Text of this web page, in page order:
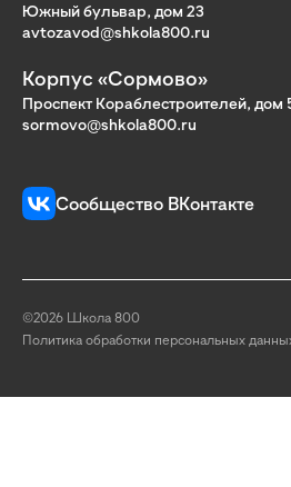
Южный бульвар, дом 23
avtozavod@shkola800.ru
Корпус «Сормово»
Проспект Кораблестроителей, дом
sormovo@shkola800.ru
Сообщество ВКонтакте
©2026 Школа 800
Политика обработки персональных